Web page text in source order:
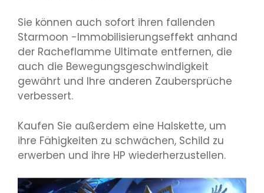
Sie können auch sofort ihren fallenden
Starmoon -Immobilisierungseffekt anhand
der Racheflamme Ultimate entfernen, die
auch die Bewegungsgeschwindigkeit
gewährt und Ihre anderen Zaubersprüche
verbessert.
Kaufen Sie außerdem eine Halskette, um
ihre Fähigkeiten zu schwächen, Schild zu
erwerben und ihre HP wiederherzustellen.